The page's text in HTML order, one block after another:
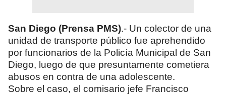
San Diego (Prensa PMS).- Un colector de una
unidad de transporte público fue aprehendido
por funcionarios de la Policía Municipal de San
Diego, luego de que presuntamente cometiera
abusos en contra de una adolescente.
Sobre el caso, el comisario jefe Francisco